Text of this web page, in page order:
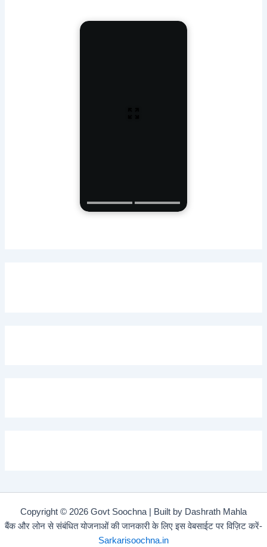
Copyright © 2026 Govt Soochna | Built by Dashrath Mahla
बैंक और लोन से संबंधित योजनाओं की जानकारी के लिए इस वेबसाईट पर विज़िट करें-
Sarkarisoochna.in